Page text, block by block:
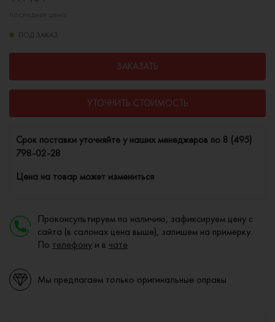
ПОД ЗАКАЗ
ЗАКАЗАТЬ
УТОЧНИТЬ СТОИМОСТЬ
Cрок поставки уточняйте у наших менеджеров по 8 (495)
798-02-28
Цена на товар может измениться
Проконсультируем по наличию, зафиксируем цену с
сайта (в салонах цена выше), запишем на примерку.
По телефону и в чате
Мы предлагаем только оригинальные оправы